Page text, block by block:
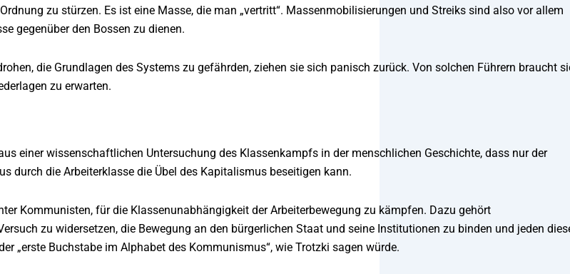
zu stürzen. Es ist eine Masse, die man „vertritt“. Massenmobilisierungen und Streiks sind also vor allem
gegenüber den Bossen zu dienen.
die Grundlagen des Systems zu gefährden, ziehen sie sich panisch zurück. Von solchen Führern braucht
zu erwarten.
einer wissenschaftlichen Untersuchung des Klassenkampfs in der menschlichen Geschichte, dass nur der
durch die Arbeiterklasse die Übel des Kapitalismus beseitigen kann.
Kommunisten, für die Klassenunabhängigkeit der Arbeiterbewegung zu kämpfen. Dazu gehört
zu widersetzen, die Bewegung an den bürgerlichen Staat und seine Institutionen zu binden und jeden
„erste Buchstabe im Alphabet des Kommunismus“, wie Trotzki sagen würde.